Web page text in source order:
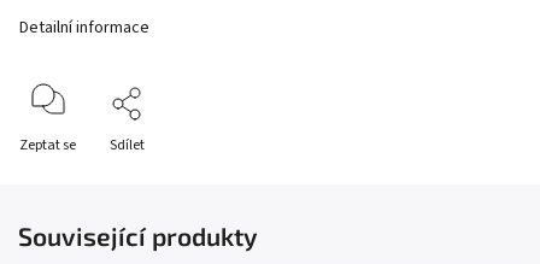
Detailní informace
Zeptat se Sdílet
Související produkty